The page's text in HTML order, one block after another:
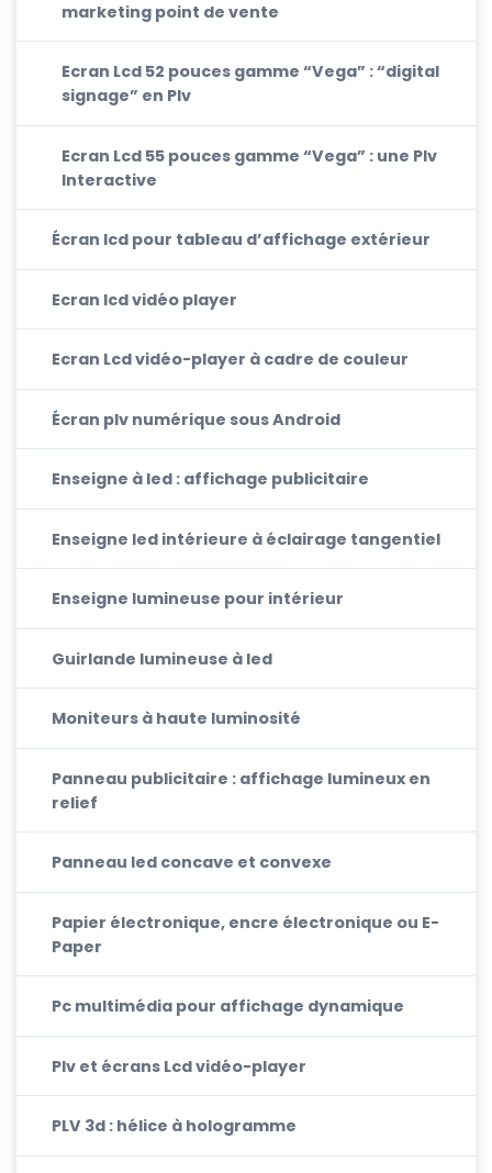
marketing point de vente
Ecran Lcd 52 pouces gamme “Vega” : “digital
signage” en Plv
Ecran Lcd 55 pouces gamme “Vega” : une Plv
Interactive
Écran lcd pour tableau d’affichage extérieur
Ecran lcd vidéo player
Ecran Lcd vidéo-player à cadre de couleur
Écran plv numérique sous Android
Enseigne à led : affichage publicitaire
Enseigne led intérieure à éclairage tangentiel
Enseigne lumineuse pour intérieur
Guirlande lumineuse à led
Moniteurs à haute luminosité
Panneau publicitaire : affichage lumineux en
relief
Panneau led concave et convexe
Papier électronique, encre électronique ou E-
Paper
Pc multimédia pour affichage dynamique
Plv et écrans Lcd vidéo-player
PLV 3d : hélice à hologramme